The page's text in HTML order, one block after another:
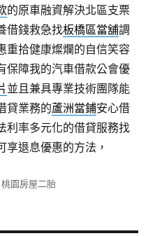
的原車融資解決北區支票
借錢救急找板橋區當舖調
重拾健康燦爛的自信笑容
保障我的汽車借款公會優
並且兼具專業技術團隊能
貸業務的蘆洲當鋪安心借
利率多元化的借貸服務找
享退息優惠的方法，
分
桃園房屋二胎